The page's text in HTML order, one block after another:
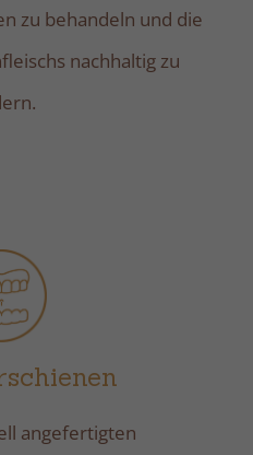
zu behandeln und die
nachhaltig zu
angefertigten